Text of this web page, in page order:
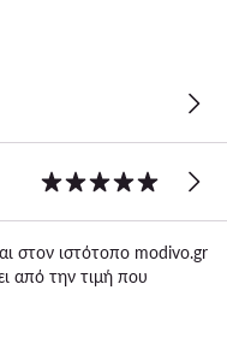
στον ιστότοπο modivo.gr
από την τιμή που